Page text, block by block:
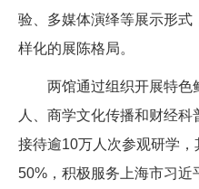
验、多媒体演绎等展示形式
样化的展陈格局。
两馆通过组织开展特色
人、商学文化传播和财经
接待逾10万人次参观研学
50%，积极服务上海市习近